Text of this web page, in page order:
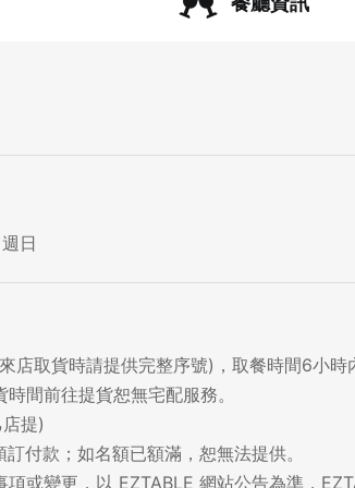
日
店取貨時請提供完整序號)，取餐時間6小時
間前往提貨恕無宅配服務。
提)
付款；如名額已額滿，恕無法提供。
或變更，以 EZTABLE 網站公告為準，